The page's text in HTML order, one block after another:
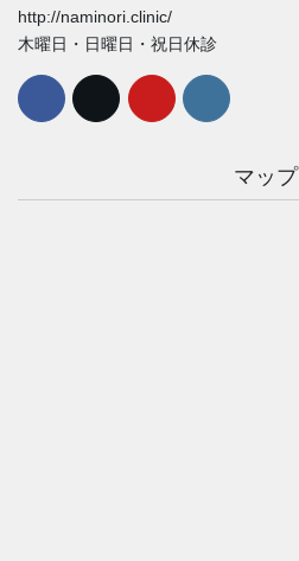
http://naminori.clinic/
木曜日・日曜日・祝日休診
マップ